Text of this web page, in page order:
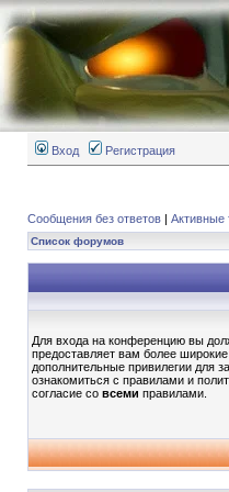
Вход Регистрация
Сообщения без ответов | Активные
Список форумов
Для входа на конференцию вы
предоставляет вам более
дополнительные привилегии для
ознакомиться с правилами и
согласие со всеми правилами.